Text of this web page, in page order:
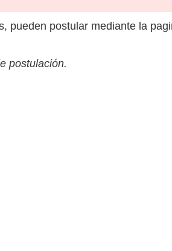
pueden postular mediante la
postulación.